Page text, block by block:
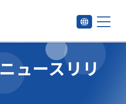
ニュースリリ